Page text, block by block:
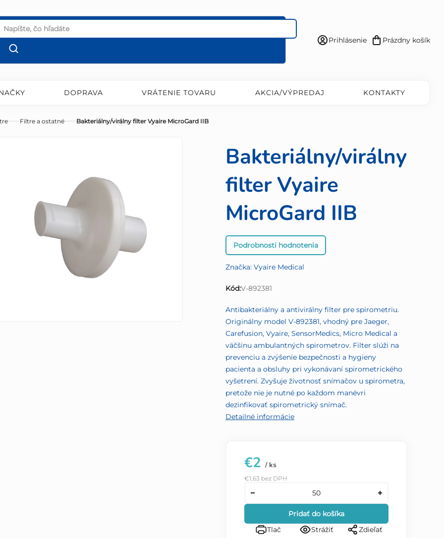
Prihlásenie
Nákupný
Prázdny košík
DOPRAVA VRÁTENIE TOVARU AKCIA/VÝPREDAJ KONTAKTY
Filtre a ostatné Bakteriálny/virálny filter Vyaire MicroGard IIB
Bakteriálny/virálny
filter Vyaire
MicroGard IIB
Priemerné
hodnotenie
je
0,0
5
hviezdičiek.
Podrobnosti hodnotenia
Značka: Vyaire Medical
Kód:V-892381
Antibakteriálny a antivirálny filter pre spirometriu.
Originálny model V-892381, vhodný pre Jaeger,
Carefusion, Vyaire, SensorMedics, Micro Medical a
väčšinu ambulantných spirometrov. Filter slúži na
prevenciu a zvýšenie bezpečnosti a hygieny
pacienta a obsluhy pri vykonávaní spirometrického
vyšetrení. Zvyšuje životnosť snímačov u spirometra,
pretože nie je nutné po každom manévri
dezinfikovať spirometrický snímač.
Detailné informácie
€2 / ks
€1,63 bez DPH
Pridať do košíka
Tlač
Strážiť Zdieľať